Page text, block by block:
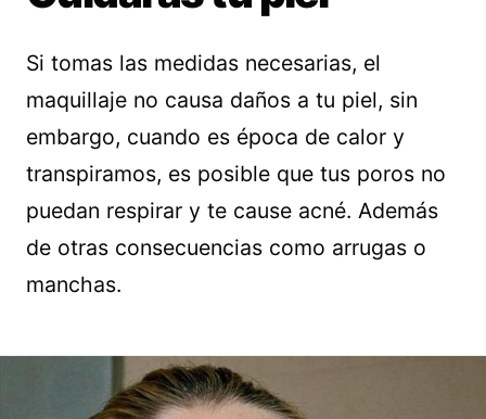
Si tomas las medidas necesarias, el
maquillaje no causa daños a tu piel, sin
embargo, cuando es época de calor y
transpiramos, es posible que tus poros no
puedan respirar y te cause acné. Además
de otras consecuencias como arrugas o
manchas.